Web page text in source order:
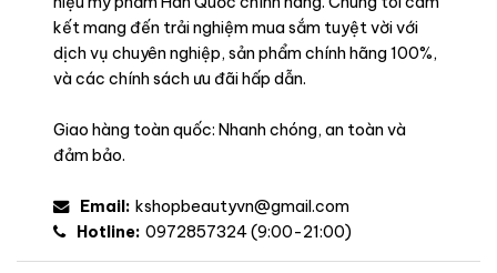
kết mang đến trải nghiệm mua sắm tuyệt vời với
dịch vụ chuyên nghiệp, sản phẩm chính hãng 100%,
và các chính sách ưu đãi hấp dẫn.
Giao hàng toàn quốc: Nhanh chóng, an toàn và
đảm bảo.
Email: kshopbeautyvn@gmail.com
Hotline: 0972857324 (9:00-21:00)